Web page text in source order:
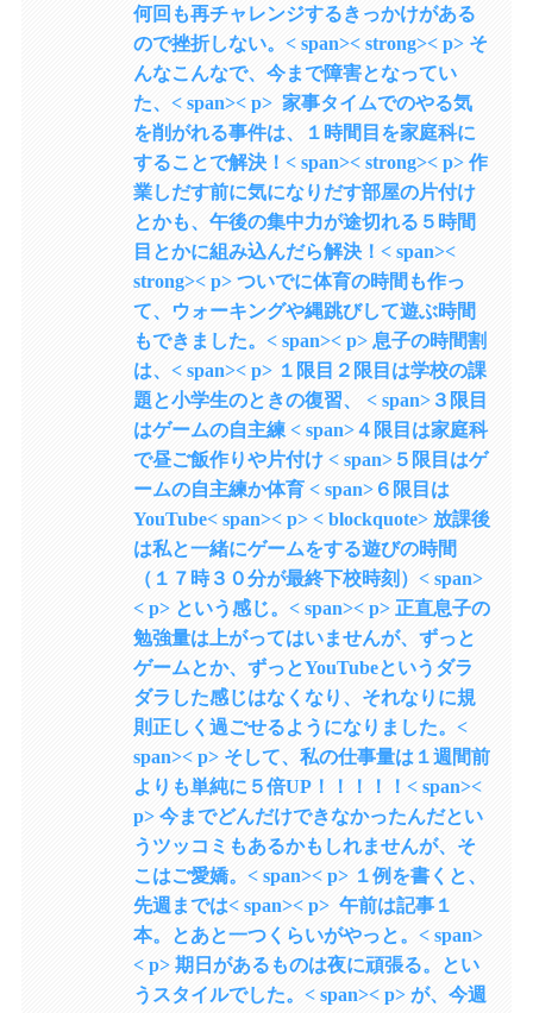
何回も再チャレンジするきっかけがある
ので挫折しない。< span>< strong>< p> そ
んなこんなで、今まで障害となってい
た、< span>< p> 家事タイムでのやる気
を削がれる事件は、１時間目を家庭科に
することで解決！< span>< strong>< p> 作
業しだす前に気になりだす部屋の片付け
とかも、午後の集中力が途切れる５時間
目とかに組み込んだら解決！< span><
strong>< p> ついでに体育の時間も作っ
て、ウォーキングや縄跳びして遊ぶ時間
もできました。< span>< p> 息子の時間割
は、< span>< p> １限目２限目は学校の課
題と小学生のときの復習、 < span>３限目
はゲームの自主練 < span>４限目は家庭科
で昼ご飯作りや片付け < span>５限目はゲ
ームの自主練か体育 < span>６限目は
YouTube< span>< p> < blockquote> 放課後
は私と一緒にゲームをする遊びの時間
（１７時３０分が最終下校時刻）< span>
< p> という感じ。< span>< p> 正直息子の
勉強量は上がってはいませんが、ずっと
ゲームとか、ずっとYouTubeというダラ
ダラした感じはなくなり、それなりに規
則正しく過ごせるようになりました。<
span>< p> そして、私の仕事量は１週間前
よりも単純に５倍UP！！！！！< span><
p> 今までどんだけできなかったんだとい
うツッコミもあるかもしれませんが、そ
こはご愛嬌。< span>< p> １例を書くと、
先週までは< span>< p> 午前は記事１
本。とあと一つくらいがやっと。< span>
< p> 期日があるものは夜に頑張る。とい
うスタイルでした。< span>< p> が、今週